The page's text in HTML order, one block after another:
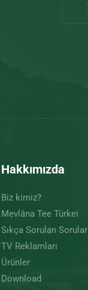
Hakkımızda
Biz kimiz?
Mevlâna Tee Türkei
Sıkça Sorulan Sorular
TV Reklamları
Ürünler
Download